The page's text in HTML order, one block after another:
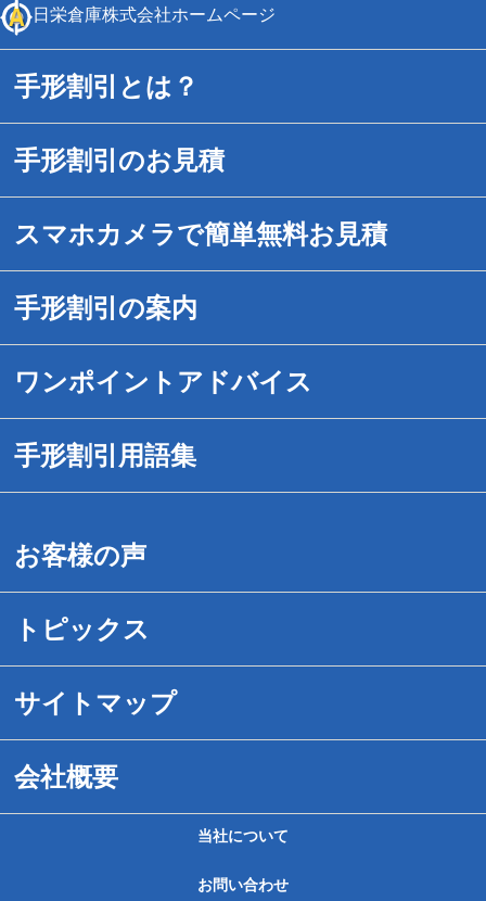
日栄倉庫株式会社ホームページ
手形割引とは？
手形割引のお見積
スマホカメラで簡単無料お見積
手形割引の案内
手形割引のご案内
送金対応時間を拡大
手続きは簡単です
民事再生企業様へ
ワンポイントアドバイス
1.危ない手形の見分け方
3.危ない手形割引業者の見分け方
4.危ない取引先の見分け方
7.手形の現金化３つの方法
手形割引用語集
手形割引用語集（か－こ）
手形割引用語集（さ－そ）
形割引用語集（た－と）
手形割引用語集（ま－も）
お客様の声
トピックス
サイトマップ
会社概要
当社について
お問い合わせ